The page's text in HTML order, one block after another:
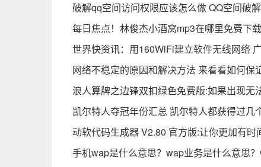
破解qq空间访问权限应该怎么做 QQ空间破
每日焦点！林俊杰小酒窝mp3在哪里免费下
世界快资讯：用160WiFi建立软件无线网络
网络不稳定的原因和解决方法 来看看如何保
浪人算牌之边锋双扣绿色免费版:如果出现
凯尔特人夺冠年份汇总 凯尔特人都获得过几
动软代码生成器 V2.80 官方版:让你更加有时
手机wap是什么意思？wap业务是什么意思